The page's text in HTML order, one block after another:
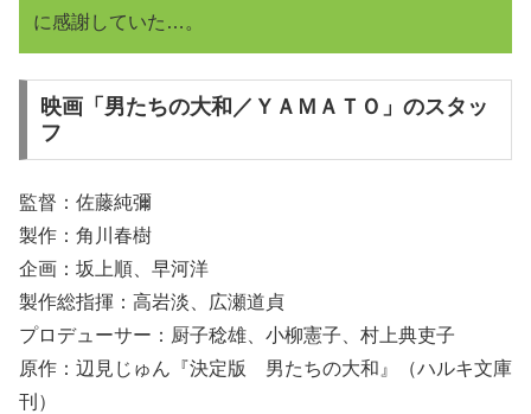
に感謝していた…。
映画「男たちの大和／ＹＡＭＡＴＯ」のスタッ
フ
監督：佐藤純彌
製作：角川春樹
企画：坂上順、早河洋
製作総指揮：高岩淡、広瀬道貞
プロデューサー：厨子稔雄、小柳憲子、村上典吏子
原作：辺見じゅん『決定版 男たちの大和』（ハルキ文庫
刊）